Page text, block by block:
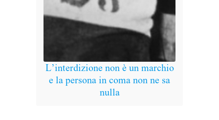
L’interdizione non è un marchio
e la persona in coma non ne sa
nulla